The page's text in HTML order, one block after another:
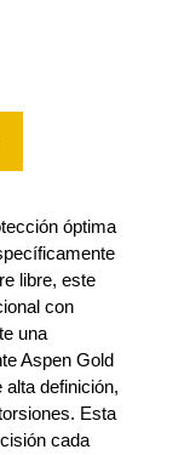
óptima
libre, este
con
una
Aspen Gold
definición,
Esta
cada